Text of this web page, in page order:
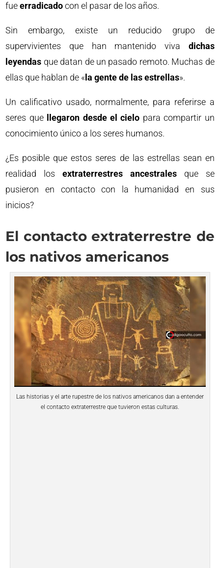
fueerradicadocon el pasar de los años.
Sin embargo, existe un reducido grupo de
supervivientes que han mantenido viva dichas
leyendas que datan de un pasado remoto. Muchas de
ellas que hablan de « la gente de las estrellas».
Un calificativo usado, normalmente, para referirse a
seres que
llegaron desde el cielo para compartir un
conocimiento único a los seres humanos.
¿Es posible que estos seres de las estrellas sean en
realidad losextraterrestres ancestralesque se
pusieron en contacto con la humanidad en sus
inicios?
El contacto extraterrestre de
los nativos americanos
Las historias y el arte rupestre de los nativos americanos dan a entender
el contacto extraterrestre que tuvieron estas culturas.